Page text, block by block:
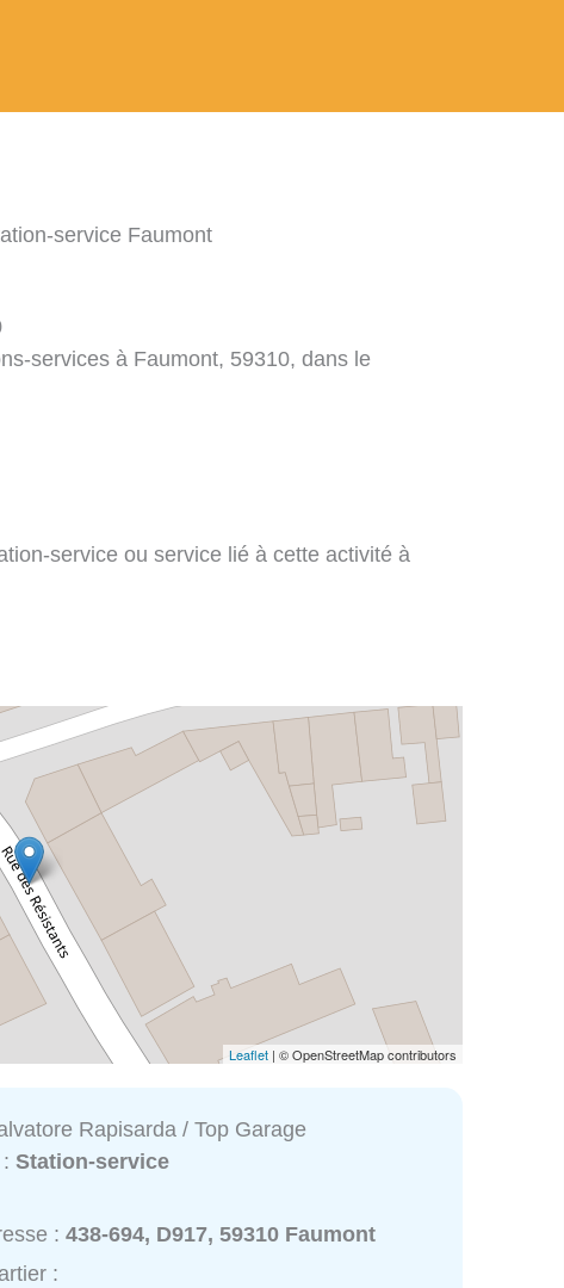
service Faumont
services à Faumont, 59310, dans le
service ou service lié à cette activité à
Leaflet | © OpenStreetMap contributors
Rapisarda / Top Garage
:Station-service
:438-694, D917, 59310 Faumont
: